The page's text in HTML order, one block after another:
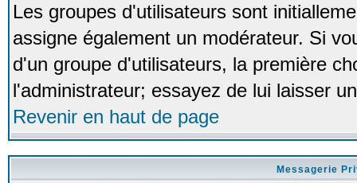
Les groupes d'utilisateurs sont
assigne également un modérateur. Si
d'un groupe d'utilisateurs, la première
l'administrateur; essayez de lui laisser
Revenir en haut de page
Messagerie